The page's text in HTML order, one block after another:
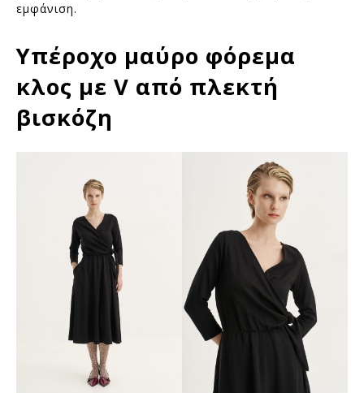
εμφάνιση.
Υπέροχο μαύρο φόρεμα
κλος με V από πλεκτή
βισκόζη